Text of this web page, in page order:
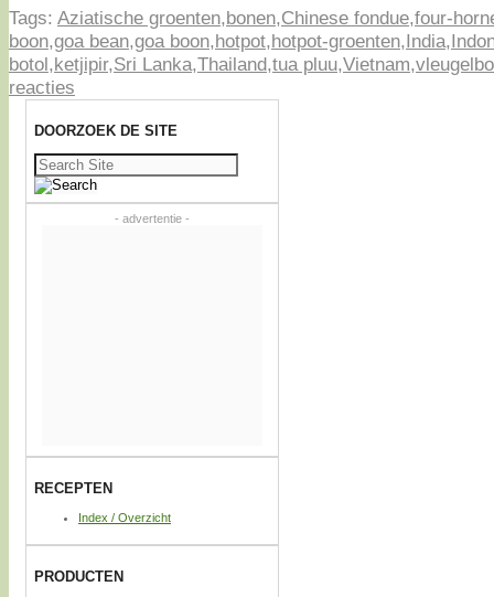
Tags: Aziatische groenten,bonen,Chinese fondue,four-
boon,goa bean,goa boon,hotpot,hotpot-groenten,India,
botol,ketjipir,Sri Lanka,Thailand,tua pluu,Vietnam,
reacties
DOORZOEK DE SITE
Zoeken
naar:
- advertentie -
RECEPTEN
Index / Overzicht
PRODUCTEN